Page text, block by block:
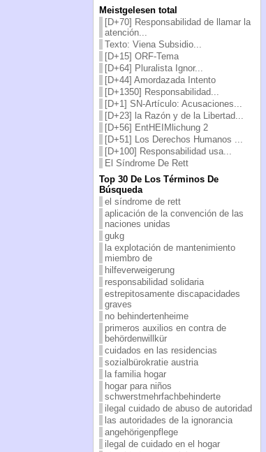
Meistgelesen total
[D+70] Responsabilidad de llamar la
atención...
Texto: Viena Subsidio...
[D+15] ORF-Tema
[D+64] Pluralista Ignor...
[D+44] Amordazada Intento
[D+1350] Responsabilidad...
[D+1] SN-Artículo: Acusaciones...
[D+23] la Razón y de la Libertad...
[D+56] EntHEIMlichung 2
[D+51] Los Derechos Humanos ...
[D+100] Responsabilidad usa...
El Síndrome De Rett
Top 30 De Los Términos De
Búsqueda
el síndrome de rett
aplicación de la convención de las
naciones unidas
gukg
la explotación de mantenimiento
miembro de
hilfeverweigerung
responsabilidad solidaria
estrepitosamente discapacidades
graves
no behindertenheime
primeros auxilios en contra de
behördenwillkür
cuidados en las residencias
sozialbürokratie austria
la familia hogar
hogar para niños
schwerstmehrfachbehinderte
ilegal cuidado de abuso de autoridad
las autoridades de la ignorancia
angehörigenpflege
ilegal de cuidado en el hogar